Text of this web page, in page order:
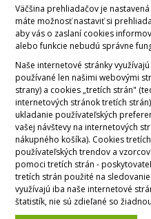
Väčšina prehliadačov je
máte možnosť nastaviť si
aby vás o zaslaní cookies
alebo funkcie nebudú správne
Naše internetové stránky
používané len našimi webovými
strany) a cookies „tretích strán"
internetových stránok tretích
ukladanie používateľských
vašej návštevy na internetových
nákupného košíka). Cookies
používateľských trendov a
pomoci tretích strán -
tretích strán použité na
využívajú iba naše internetové
štatistík, nie sú zdieľané so